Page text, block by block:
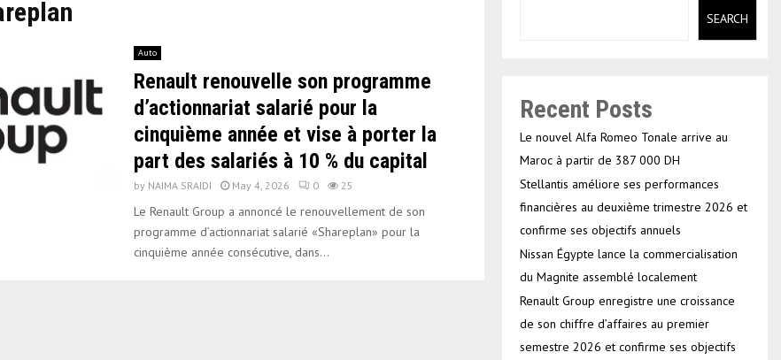
Auto
Renault renouvelle son programme
d’actionnariat salarié pour la
cinquième année et vise à porter la
part des salariés à 10 % du capital
by NAIMA SRAIDI May 4, 2026 0 25
Le Renault Group a annoncé le renouvellement de son
programme d’actionnariat salarié «Shareplan» pour la
cinquième année consécutive, dans...
SEARCH
Recent Posts
Le nouvel Alfa Romeo Tonale arrive au
Maroc à partir de 387 000 DH
Stellantis améliore ses performances
financières au deuxième trimestre 2026 et
confirme ses objectifs annuels
Nissan Égypte lance la commercialisation
du Magnite assemblé localement
Renault Group enregistre une croissance
de son chiffre d’affaires au premier
semestre 2026 et confirme ses objectifs